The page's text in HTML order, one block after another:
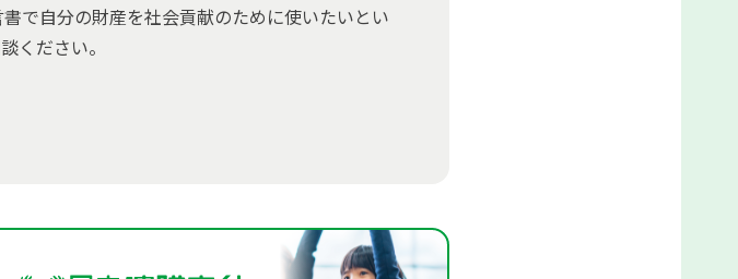
で自分の財産を社会貢献のために使いたいとい
ください。